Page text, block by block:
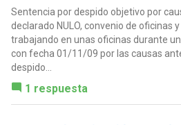
Sentencia por despido objetivo por
declarado NULO, convenio de oficinas
trabajando en unas oficinas durante
con fecha 01/11/09 por las causas
despido...
1 respuesta